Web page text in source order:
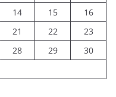
14 15
16
21 22
23
28 29
30